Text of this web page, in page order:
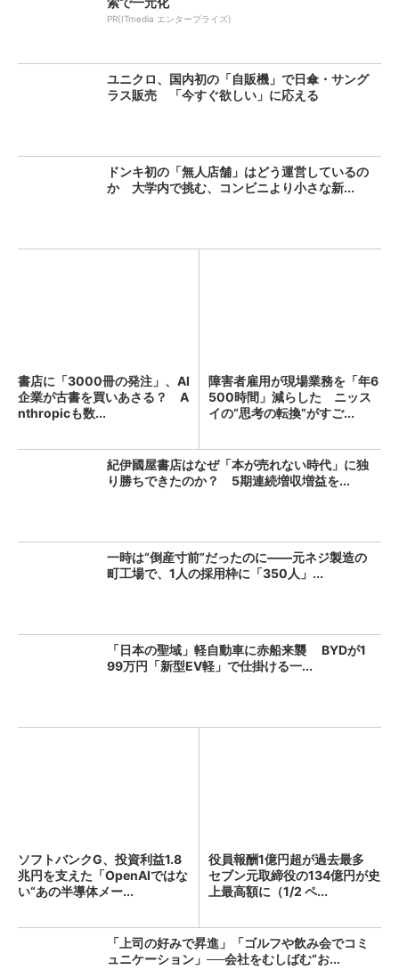
PR(ITmedia エンタープライズ)
ユニクロ、国内初の「自販機」で日傘・サング
ラス販売 「今すぐ欲しい」に応える
ドンキ初の「無人店舗」はどう運営しているの
か 大学内で挑む、コンビニより小さな新...
書店に「3000冊の発注」、AI
企業が古書を買いあさる？ A
nthropicも数...
障害者雇用が現場業務を「年6
500時間」減らした ニッス
イの“思考の転換”がすご...
紀伊國屋書店はなぜ「本が売れない時代」に独
り勝ちできたのか？ 5期連続増収増益を...
一時は“倒産寸前”だったのに――元ネジ製造の
町工場で、1人の採用枠に「350人」...
「日本の聖域」軽自動車に赤船来襲 BYDが1
99万円「新型EV軽」で仕掛ける一...
ソフトバンクG、投資利益1.8
兆円を支えた「OpenAIではな
い“あの半導体メー...
役員報酬1億円超が過去最多
セブン元取締役の134億円が史
上最高額に（1/2 ペ...
「上司の好みで昇進」「ゴルフや飲み会でコミ
ュニケーション」──会社をむしばむ“お...